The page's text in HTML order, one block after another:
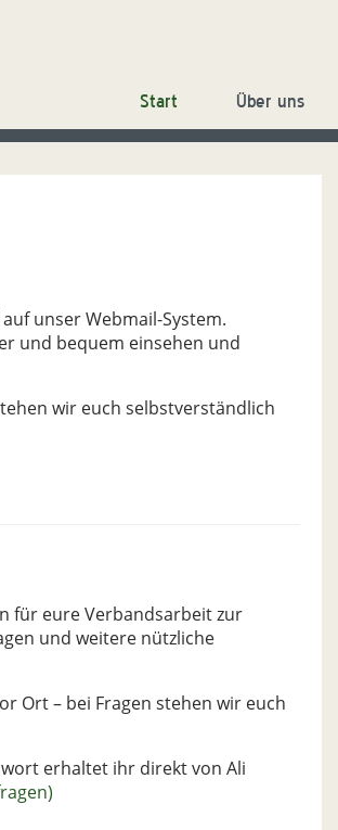
Start Über uns
unser Webmail-System.
und bequem einsehen und
wir euch selbstverständlich
für eure Verbandsarbeit zur
und weitere nützliche
Ort – bei Fragen stehen wir euch
erhaltet ihr direkt von Ali